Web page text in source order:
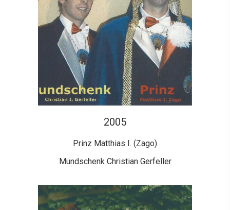
2005
Prinz Matthias I. (Zago)
Mundschenk Christian Gerfeller